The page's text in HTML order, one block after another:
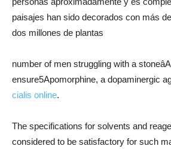
paisajes han sido decorados con más
dos millones de plantas
number of men struggling with a
ensure5Apomorphine, a dopaminergic
cialis online.
The specifications for solvents and
considered to be satisfactory for such